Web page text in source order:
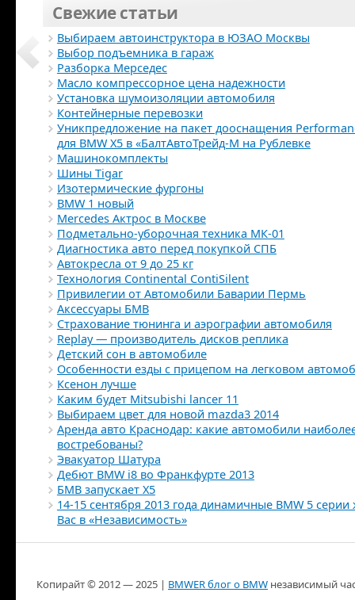
Свежие статьи
Выбираем автоинструктора в ЮЗАО Москвы
Выбор подъемника в гараж
Разборка Мерседес
Масло компрессорное цена надежности
Установка шумоизоляции автомобиля
Контейнерные перевозки
Уникпредложение на пакет дооснащения
для BMW Х5 в «БалтАвтоТрейд-М на Рублевке
Машинокомплекты
Шины Tigar
Изотермические фургоны
BMW 1 новый
Mercedes Актрос в Москве
Подметально-уборочная техника МК-01
Диагностика авто перед покупкой СПБ
Автокресла от 9 до 25 кг
Технология Continental ContiSilent
Привилегии от Автомобили Баварии Пермь
Аксессуары БМВ
Страхование тюнинга и аэрографии автомобиля
Replay — производитель дисков реплика
Детский сон в автомобиле
Особенности езды с прицепом на легковом
Ксенон лучше
Каким будет Mitsubishi lancer 11
Выбираем цвет для новой mazda3 2014
Аренда авто Краснодар: какие автомобили
востребованы?
Эвакуатор Шатура
Дебют BMW i8 во Франкфурте 2013
БМВ запускает X5
14-15 сентября 2013 года динамичные BMW 5 серии
Вас в «Независимость»
Копирайт © 2012 — 2025 | BMWER блог о BMW независимый